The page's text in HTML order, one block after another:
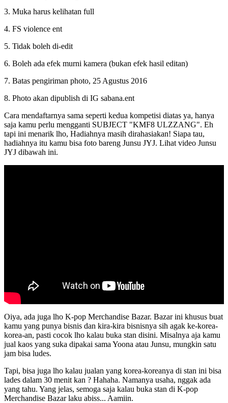
3. Muka harus kelihatan full
4. FS violence ent
5. Tidak boleh di-edit
6. Boleh ada efek murni kamera (bukan efek hasil editan)
7. Batas pengiriman photo, 25 Agustus 2016
8. Photo akan dipublish di IG sabana.ent
Cara mendaftarnya sama seperti kedua kompetisi diatas ya, hanya
saja kamu perlu mengganti SUBJECT "KMF8 ULZZANG". Eh
tapi ini menarik lho, Hadiahnya masih dirahasiakan! Siapa tau,
hadiahnya itu kamu bisa foto bareng Junsu JYJ. Lihat video Junsu
JYJ dibawah ini.
Oiya, ada juga lho K-pop Merchandise Bazar. Bazar ini khusus buat
kamu yang punya bisnis dan kira-kira bisnisnya sih agak ke-korea-
korea-an, pasti cocok lho kalau buka stan disini. Misalnya aja kamu
jual kaos yang suka dipakai sama Yoona atau Junsu, mungkin satu
jam bisa ludes.
Tapi, bisa juga lho kalau jualan yang korea-koreanya di stan ini bisa
lades dalam 30 menit kan ? Hahaha. Namanya usaha, nggak ada
yang tahu. Yang jelas, semoga saja kalau buka stan di K-pop
Merchandise Bazar laku abiss... Aamiin.